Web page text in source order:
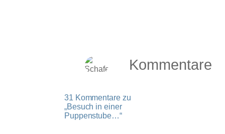
Kommentare
31 Kommentare zu
„Besuch in einer
Puppenstube…“